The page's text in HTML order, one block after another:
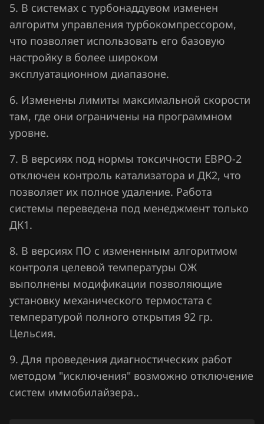
5. В системах с турбонаддувом изменен
алгоритм управления турбокомпрессором,
что позволяет использовать его базовую
настройку в более широком
эксплуатационном диапазоне.
6. Изменены лимиты максимальной скорости
там, где они ограничены на программном
уровне.
7. В версиях под нормы токсичности ЕВРО-2
отключен контроль катализатора и ДК2, что
позволяет их полное удаление. Работа
системы переведена под менеджмент только
ДК1.
8. В версиях ПО с измененным алгоритмом
контроля целевой температуры ОЖ
выполнены модификации позволяющие
установку механического термостата с
температурой полного открытия 92 гр.
Цельсия.
9. Для проведения диагностических работ
методом "исключения" возможно отключение
систем иммобилайзера..